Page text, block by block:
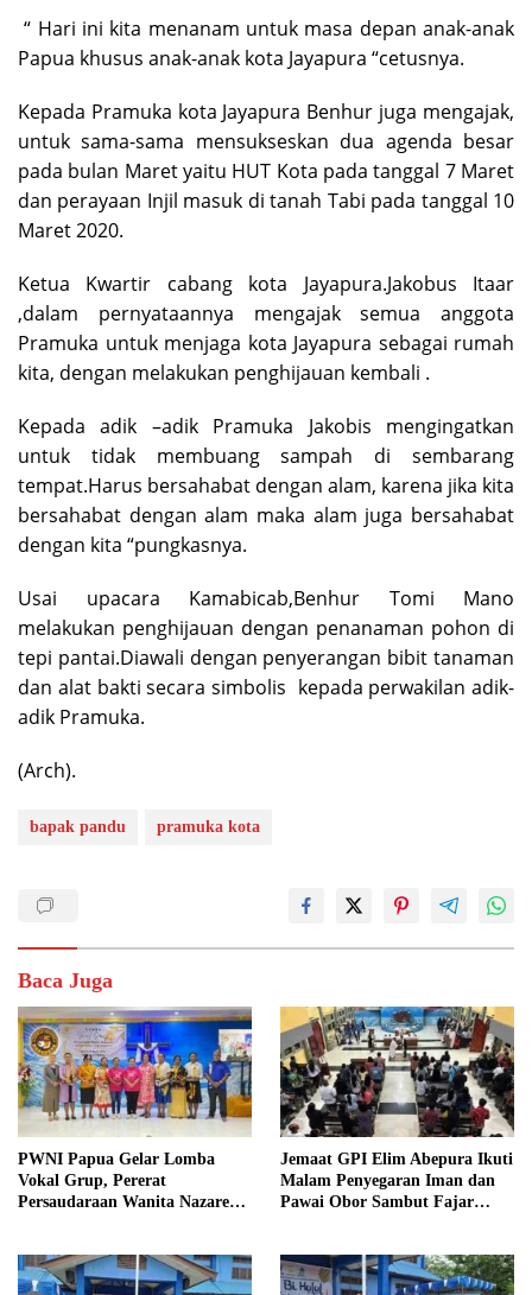
“ Hari ini kita menanam untuk masa depan anak-anak
Papua khusus anak-anak kota Jayapura “cetusnya.
Kepada Pramuka kota Jayapura Benhur juga mengajak,
untuk sama-sama mensukseskan dua agenda besar
pada bulan Maret yaitu HUT Kota pada tanggal 7 Maret
dan perayaan Injil masuk di tanah Tabi pada tanggal 10
Maret 2020.
Ketua Kwartir cabang kota Jayapura.Jakobus Itaar
,dalam pernyataannya mengajak semua anggota
Pramuka untuk menjaga kota Jayapura sebagai rumah
kita, dengan melakukan penghijauan kembali .
Kepada adik –adik Pramuka Jakobis mengingatkan
untuk tidak membuang sampah di sembarang
tempat.Harus bersahabat dengan alam, karena jika kita
bersahabat dengan alam maka alam juga bersahabat
dengan kita “pungkasnya.
Usai upacara Kamabicab,Benhur Tomi Mano
melakukan penghijauan dengan penanaman pohon di
tepi pantai.Diawali dengan penyerangan bibit tanaman
dan alat bakti secara simbolis kepada perwakilan adik-
adik Pramuka.
(Arch).
bapak pandu pramuka kota
Baca Juga
PWNI Papua Gelar Lomba
Vokal Grup, Pererat
Persaudaraan Wanita Nazarene
Jemaat GPI Elim Abepura Ikuti
Malam Penyegaran Iman dan
Pawai Obor Sambut Fajar